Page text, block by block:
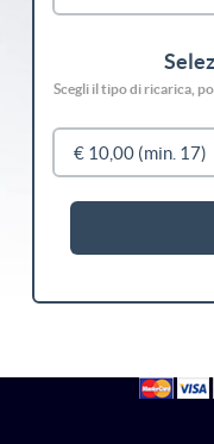
Scegli il tipo di ricarica,